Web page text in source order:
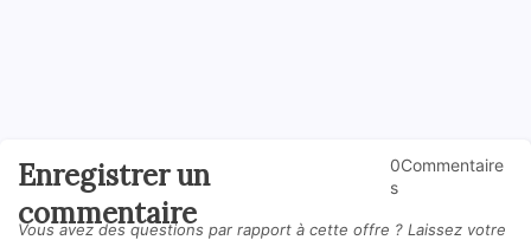
Enregistrer un
commentaire
0Commentaire
s
Vous avez des questions par rapport à cette offre ? Laissez votre